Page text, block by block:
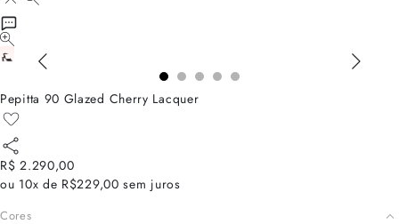
Pepitta 90 Glazed Cherry Lacquer
R$ 2.290,00
ou 10x de R$229,00 sem juros
Cores